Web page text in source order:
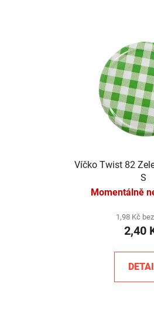
Víčko Twist 82
S
Momentálně
1,98 Kč
2,40